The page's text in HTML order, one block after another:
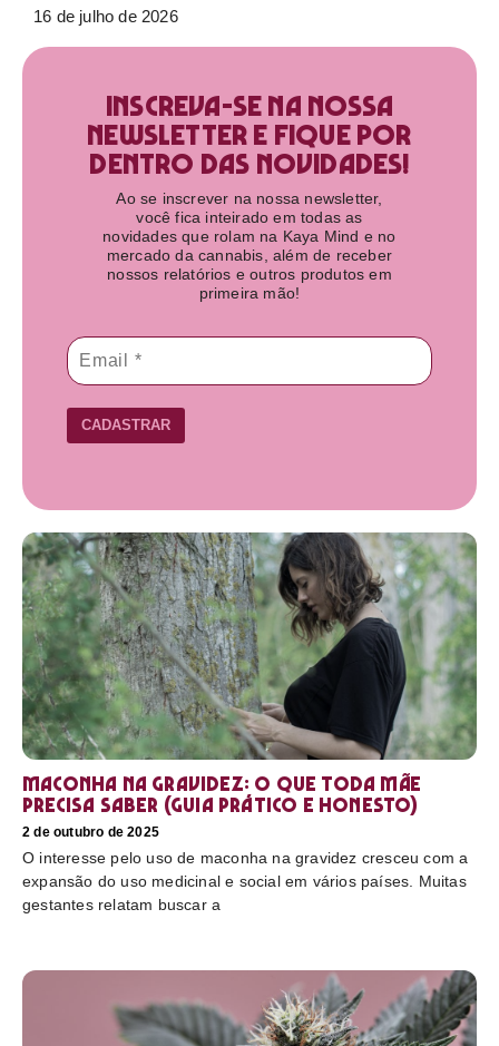
16 de julho de 2026
Inscreva-se na nossa
newsletter e fique por
dentro das novidades!​
Ao se inscrever na nossa newsletter,
você fica inteirado em todas as
novidades que rolam na Kaya Mind e no
mercado da cannabis, além de receber
nossos relatórios e outros produtos em
primeira mão!
CADASTRAR
Maconha na gravidez: o que toda mãe
precisa saber (guia prático e honesto)
2 de outubro de 2025
O interesse pelo uso de maconha na gravidez cresceu com a
expansão do uso medicinal e social em vários países. Muitas
gestantes relatam buscar a